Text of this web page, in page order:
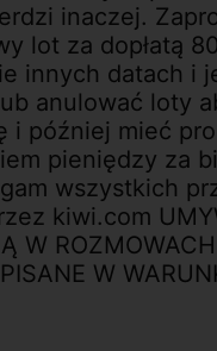
inaczej.
lot za dopłatą
innych datach i
anulować loty
i później mieć
pieniędzy za
wszystkich
kiwi.com
W
W